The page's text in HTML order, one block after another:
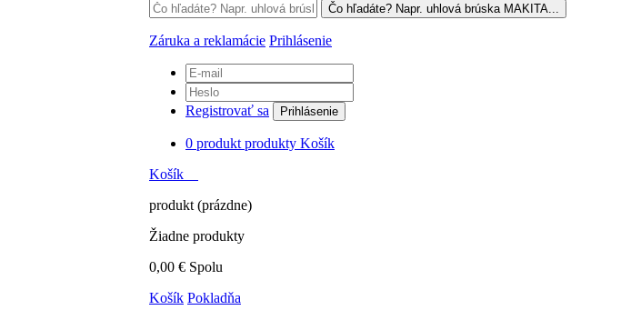
Záruka a reklamácie Prihlásenie
Registrovať sa Prihlásenie
0 produkt produkty Košík
Košík
produkt (prázdne)
Žiadne produkty
0,00 € Spolu
Košík Pokladňa